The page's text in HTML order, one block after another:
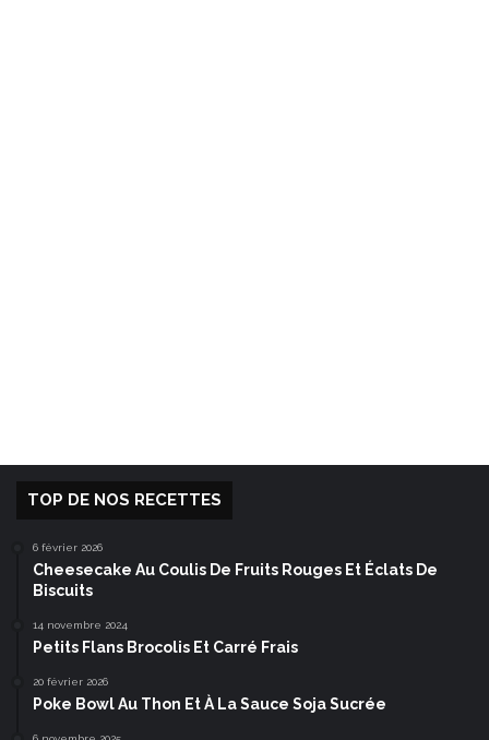
TOP DE NOS RECETTES
6 février 2026
Cheesecake Au Coulis De Fruits Rouges Et Éclats De
Biscuits
14 novembre 2024
Petits Flans Brocolis Et Carré Frais
20 février 2026
Poke Bowl Au Thon Et À La Sauce Soja Sucrée